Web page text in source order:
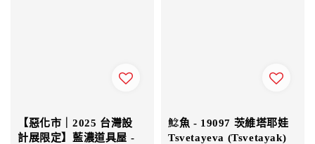
【惡化市｜2025 台灣設
計展限定】藍濃道具屋 -
鯰魚 - 19097 茨維塔耶娃
Tsvetayeva (Tsvetayak)